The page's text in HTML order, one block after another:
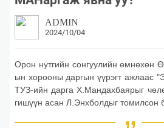
ADMIN
2024/10/04
Орон нутгийн сонгуулийн өмнөхөн
ын хорооны даргын үүрэгт ажлаас
ТУЗ-ийн дарга Х.Мандахбаярыг
гишүүн асан Л.Энхболдыг томилсон